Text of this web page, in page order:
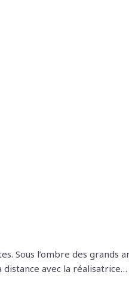
Sous l’ombre des grands
avec la réalisatrice…